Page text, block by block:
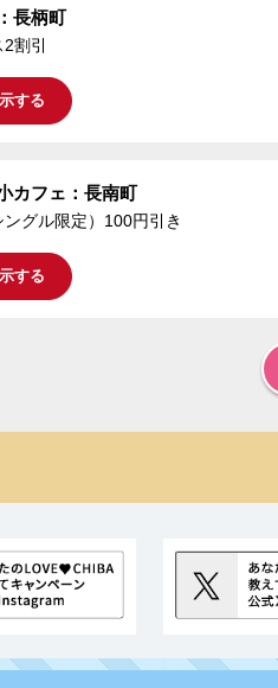
長柄町
割引
する
カフェ：長南町
グル限定）100円引き
する